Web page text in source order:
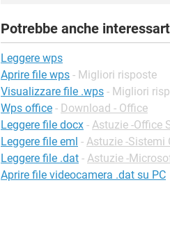
Potrebbe anche
Leggere wps
Aprire file wps - Migliori risposte
Visualizzare file .wps - Migliori
Wps office - Download - Office
Leggere file docx - Astuzie -Office
Leggere file eml - Astuzie -Sistemi
Leggere file .dat - Astuzie -
Aprire file videocamera .dat su PC